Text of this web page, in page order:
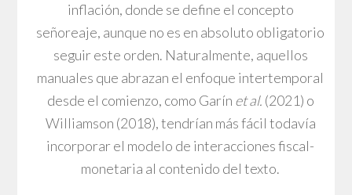
inflación, donde se define el concepto
señoreaje, aunque no es en absoluto obligatorio
seguir este orden. Naturalmente, aquellos
manuales que abrazan el enfoque intertemporal
desde el comienzo, como Garín et al. (2021) o
Williamson (2018), tendrían más fácil todavía
incorporar el modelo de interacciones fiscal-
monetaria al contenido del texto.